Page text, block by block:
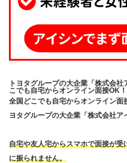
トヨタグループの大企業「株式会
こでも自宅からオンライン面接OK！
全国どこでも自宅からオンライン面
ヨタグループの大企業「株式会社ア
自宅や友人宅からスマホで面接が
に振られません。